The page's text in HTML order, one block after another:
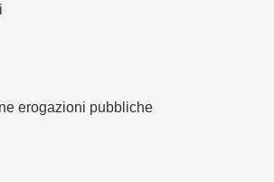
erogazioni pubbliche